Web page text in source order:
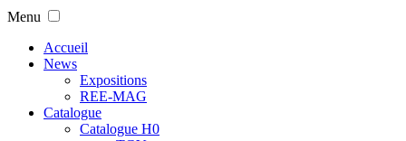
Menu
Accueil
News
Expositions
REE-MAG
Catalogue
Catalogue H0